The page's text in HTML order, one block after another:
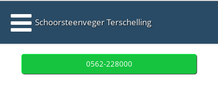
Schoorsteenveger Terschelling
0562-228000